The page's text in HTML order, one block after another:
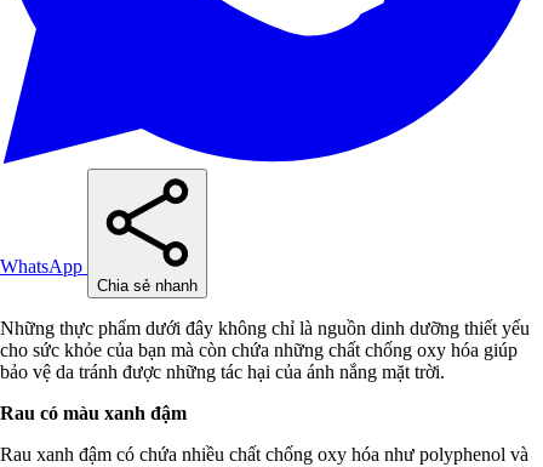
WhatsApp
Chia sẻ nhanh
Những thực phẩm dưới đây không chỉ là nguồn dinh dưỡng thiết yếu
cho sức khỏe của bạn mà còn chứa những chất chống oxy hóa giúp
bảo vệ da tránh được những tác hại của ánh nắng mặt trời.
Rau có màu xanh đậm
Rau xanh đậm có chứa nhiều chất chống oxy hóa như polyphenol và